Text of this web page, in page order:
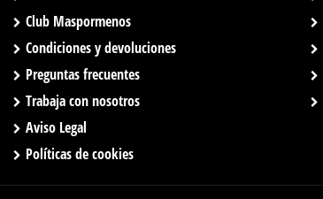
Club Maspormenos
Condiciones y devoluciones
Preguntas frecuentes
Trabaja con nosotros
Aviso Legal
Políticas de cookies